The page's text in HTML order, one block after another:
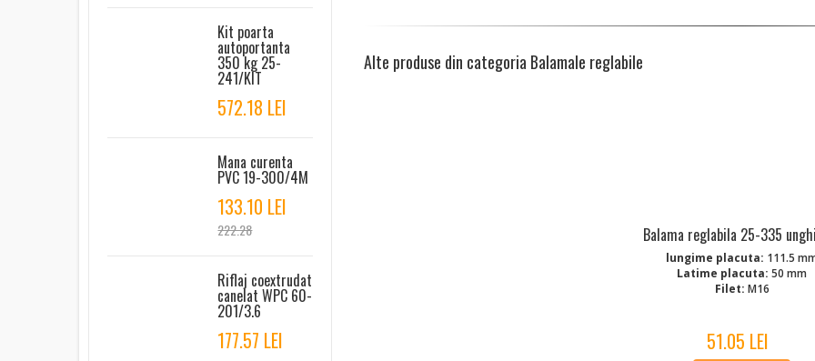
Alte produse din categoria Balamale reglabile
Balama reglabila 25-335
lungime placuta: 111.5
Latime placuta: 50 mm
Filet: M16
51.05 LEI
Kit poarta
autoportanta
350 kg 25-
241/KIT
572.18 LEI
Mana curenta
PVC 19-300/4M
133.10 LEI
222.28
Riflaj coextrudat
canelat WPC 60-
201/3.6
177.57 LEI